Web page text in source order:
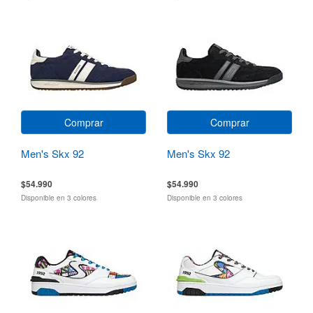
Comprar
Men's Skx 92
$54.990
Disponible en 3 colores
Comprar
Men's Skx 92
$54.990
Disponible en 3 colores